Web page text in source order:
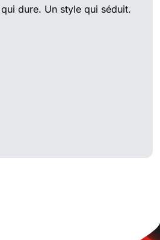
dure. Un style qui séduit.